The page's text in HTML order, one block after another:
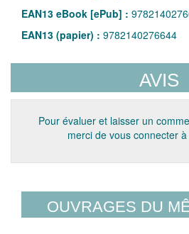
EAN13 eBook [ePub] :
EAN13 (papier) : 9782140276644
AVIS
Pour évaluer et laisser un
merci de vous connecter
OUVRAGES DU